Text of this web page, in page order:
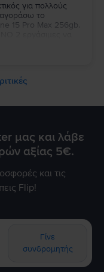
για πολλούς
το
15 Pro Max 256gb.
συνεχούς χρήσης).
μας και λάβε
αξίας 5€.
και τις
Flip!
Γίνε
συνδρομητής